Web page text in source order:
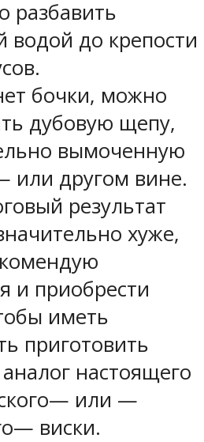
разбавить
водой до крепости
бочки, можно
дубовую щепу,
вымоченную
или другом вине.
результат
хуже,
и приобрести
иметь
приготовить
настоящего
или —
виски.